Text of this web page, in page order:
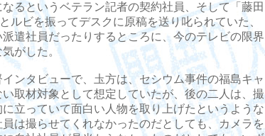
るというベテラン記者の契約社員、そして「藤田
ルビを振ってデスクに原稿を送り叱られていた、
遣社員だったりするところに、今のテレビの限界
がした。
ンタビューで、圡方は、セシウム事件の福島キャ
取材対象として想定していたが、後の二人は、撮
立っていて面白い人物を取り上げたというような
は撮らせてくれなかったのだとしても、カメラを